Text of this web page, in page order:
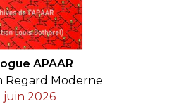
APAAR
Regard Moderne
juin 2026